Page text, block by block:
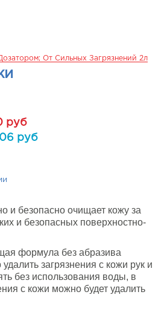
От Сильных Загрязнений 2л
руб
руб
и безопасно очищает кожу за
и безопасных поверхностно-
формула без абразива
загрязнения с кожи рук и
без использования воды, в
с кожи можно будет удалить